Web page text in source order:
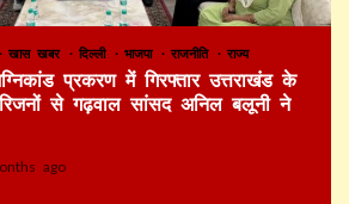
खास खबर दिल्ली भाजपा राजनीति राज्य
प्रकरण में गिरफ्तार उत्तराखंड के
से गढ़वाल सांसद अनिल बलूनी ने
ago